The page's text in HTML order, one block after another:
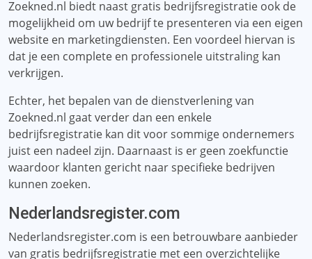
Zoekned.nl biedt naast gratis bedrijfsregistratie ook de
mogelijkheid om uw bedrijf te presenteren via een eigen
website en marketingdiensten. Een voordeel hiervan is
dat je een complete en professionele uitstraling kan
verkrijgen.
Echter, het bepalen van de dienstverlening van
Zoekned.nl gaat verder dan een enkele
bedrijfsregistratie kan dit voor sommige ondernemers
juist een nadeel zijn. Daarnaast is er geen zoekfunctie
waardoor klanten gericht naar specifieke bedrijven
kunnen zoeken.
Nederlandsregister.com
Nederlandsregister.com is een betrouwbare aanbieder
van gratis bedrijfsregistratie met een overzichtelijke